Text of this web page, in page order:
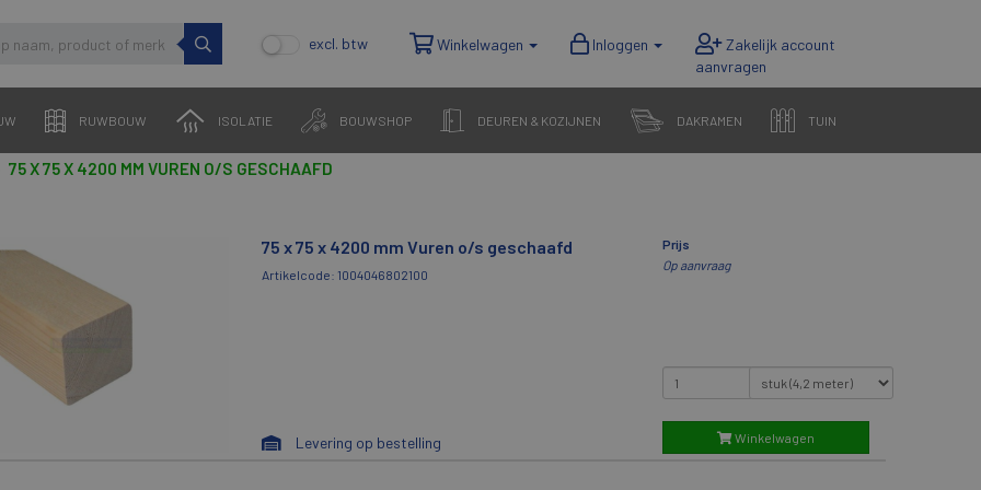
excl. btw Winkelwagen Inloggen
RUWBOUW ISOLATIE BOUWSHOP DEUREN & KOZIJNEN DAKRAMEN TUIN
75 X 75 X 4200 MM VUREN O/S GESCHAAFD
75 x 75 x 4200 mm Vuren o/s geschaafd
Artikelcode: 1004046802100
Levering op bestelling
Prijs
Op aanvraag
Winkelwagen